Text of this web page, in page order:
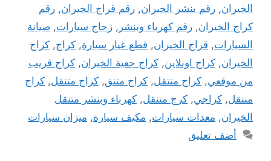
الخيران, رقم بنشر الخيران, رقم قراج الخيران, رقم
كراج الخيران, رقم كهرباء وبنشر , زجاج سيارات, صيانة
السيارات, قراج الخيران, قطع غيار سيارة, كراج, كراج
الخيران, كراج اونلاين, كراج جعية الخيران, كراج قريب
من موقعي, كراج متتقل, كراج متنق, كراج متنقل, كراج
مننقل, كراجي, كرج متنقل, كهرباء وبنشر متنقل
الخيران, معدات سيارات, مكيف سيارة, ميزان سيارات
أضف تعليق